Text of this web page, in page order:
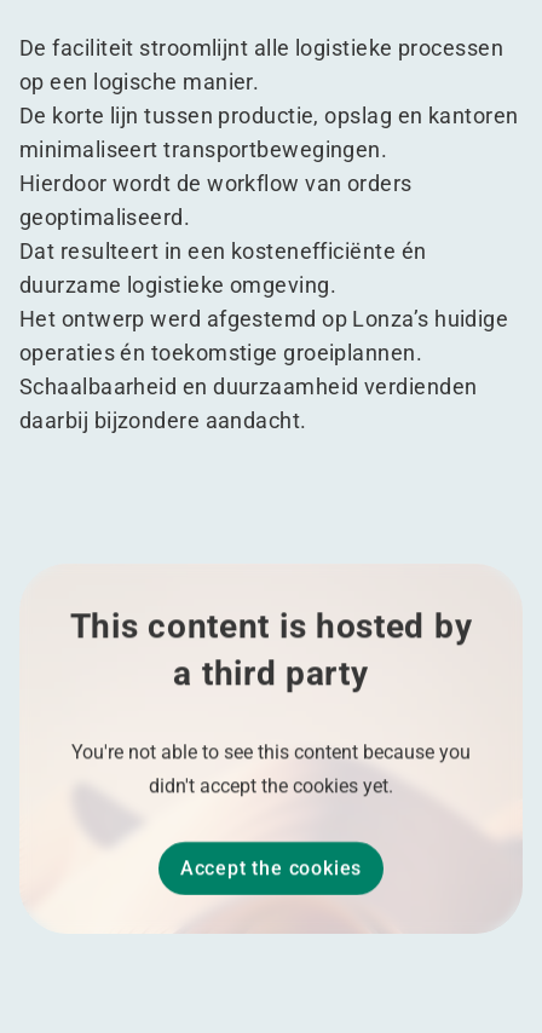
De faciliteit stroomlijnt alle logistieke processen
op een logische manier.
De korte lijn tussen productie, opslag en kantoren
minimaliseert transportbewegingen.
Hierdoor wordt de workflow van orders
geoptimaliseerd.
Dat resulteert in een kostenefficiënte én
duurzame logistieke omgeving.
Het ontwerp werd afgestemd op Lonza’s huidige
operaties én toekomstige groeiplannen.
Schaalbaarheid en duurzaamheid verdienden
daarbij bijzondere aandacht.
This content is hosted by
a third party
You're not able to see this content because you
didn't accept the cookies yet.
Accept the cookies